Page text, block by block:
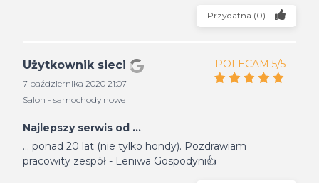
Przydatna (0)
Użytkownik sieci
7 października 2020 21:07
Salon - samochody nowe
POLECAM 5/5
Najlepszy serwis od ...
... ponad 20 lat (nie tylko hondy). Pozdrawiam
pracowity zespół - Leniwa Gospodyni👍